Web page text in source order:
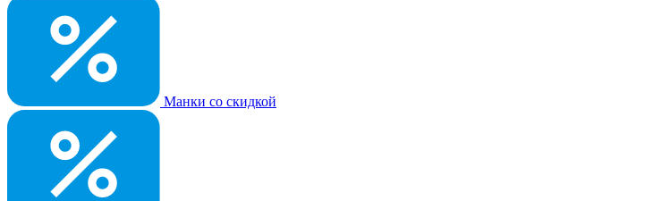
Манки со скидкой